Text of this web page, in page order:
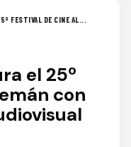
FESTIVAL DE CINE AL...
el 25º
con